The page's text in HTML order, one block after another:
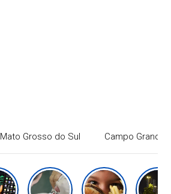
Mato Grosso do Sul Campo Grande